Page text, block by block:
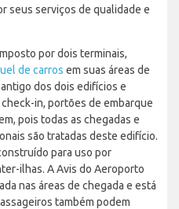
seus serviços de qualidade e
por dois terminais,
de carros em suas áreas de
dos dois edifícios e
in, portões de embarque
pois todas as chegadas e
são tratadas deste edifício.
para uso por
ilhas. A Avis do Aeroporto
nas áreas de chegada e está
também podem